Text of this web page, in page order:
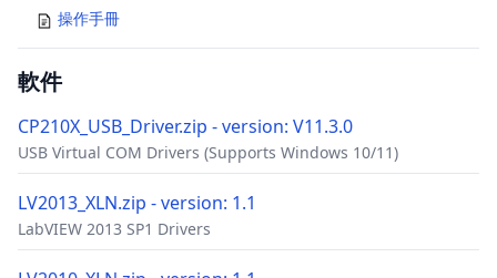
操作手冊
軟件
CP210X_USB_Driver.zip - version: V11.3.0
USB Virtual COM Drivers (Supports Windows 10/11)
LV2013_XLN.zip - version: 1.1
LabVIEW 2013 SP1 Drivers